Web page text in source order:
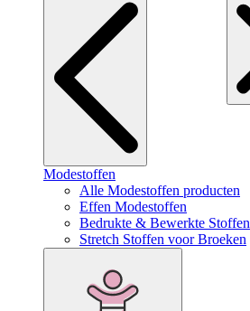
Modestoffen
Alle Modestoffen producten
Effen Modestoffen
Bedrukte & Bewerkte Stoffen
Stretch Stoffen voor Broeken